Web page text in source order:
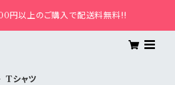
円以上のご購入で配送料無料!!
Tシャツ